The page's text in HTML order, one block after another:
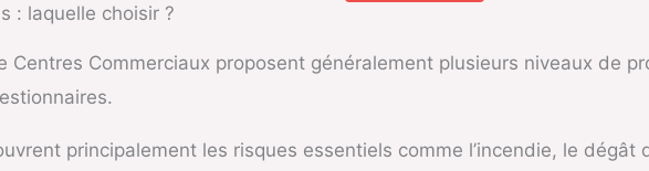
: laquelle choisir ?
Centres Commerciaux proposent généralement plusieurs niveaux de
principalement les risques essentiels comme l’incendie, le